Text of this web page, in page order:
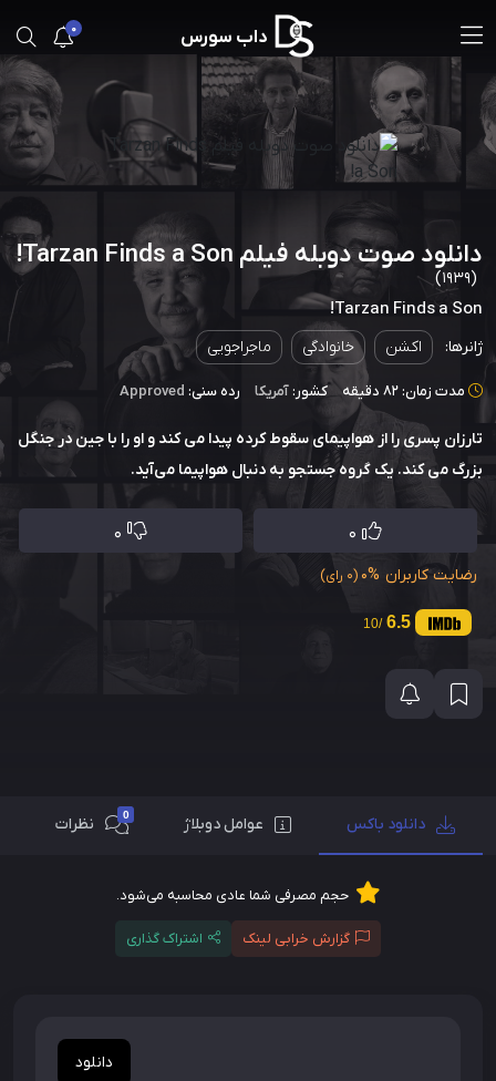
0 داب سورس
دانلود صوت دوبله فیلم Tarzan Finds a Son!
(1939)
Tarzan Finds a Son!
ژانرها: اکشن خانوادگی ماجراجویی
مدت زمان: 82 دقیقه کشور:آمریکا رده سنی: Approved
تارزان پسری را از هواپیمای سقوط کرده پیدا می کند و او را با جین در جنگل
بزرگ می کند. یک گروه جستجو به دنبال هواپیما می‌آید.
0
0
رضایت کاربران 0% (0 رای)
6.5
/10
دانلود باکس عوامل دوبلاژ 0 نظرات
حجم مصرفی شما عادی محاسبه می‌شود.
گزارش خرابی لینک اشتراک گذاری
دانلود